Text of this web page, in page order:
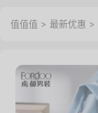
值值值 > 最新优惠 >